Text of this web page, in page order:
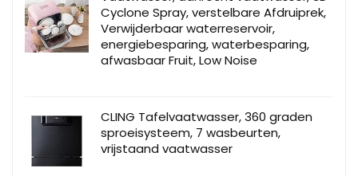
Cyclone Spray, verstelbare Afdruiprek,
Verwijderbaar waterreservoir,
energiebesparing, waterbesparing,
afwasbaar Fruit, Low Noise
CLING Tafelvaatwasser, 360 graden
sproeisysteem, 7 wasbeurten,
vrijstaand vaatwasser